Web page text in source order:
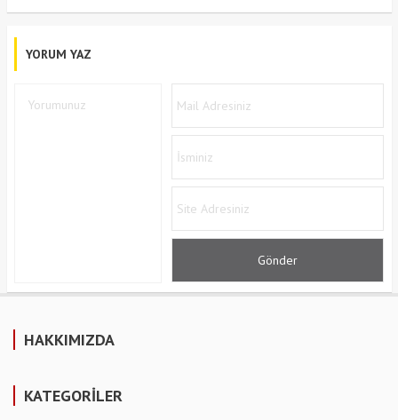
YORUM YAZ
HAKKIMIZDA
KATEGORİLER